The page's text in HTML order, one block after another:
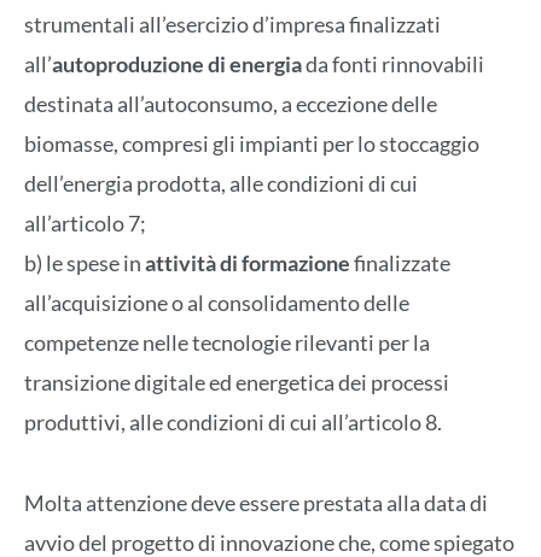
strumentali all’esercizio d’impresa finalizzati
all’autoproduzione di energiada fonti rinnovabili
destinata all’autoconsumo, a eccezione delle
biomasse, compresi gli impianti per lo stoccaggio
dell’energia prodotta, alle condizioni di cui
all’articolo 7;
b) le spese inattività di formazionefinalizzate
all’acquisizione o al consolidamento delle
competenze nelle tecnologie rilevanti per la
transizione digitale ed energetica dei processi
produttivi, alle condizioni di cui all’articolo 8.
Molta attenzione deve essere prestata alla data di
avvio del progetto di innovazione che, come spiegato